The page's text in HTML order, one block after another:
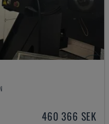
460 366 SEK